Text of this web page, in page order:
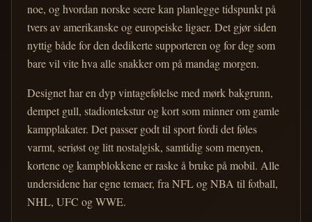
noe, og hvordan norske seere kan planlegge tidspunkt på
tvers av amerikanske og europeiske ligaer. Det gjør siden
nyttig både for den dedikerte supporteren og for deg som
bare vil vite hva alle snakker om på mandag morgen.
Designet har en dyp vintagefølelse med mørk bakgrunn,
dempet gull, stadiontekstur og kort som minner om gamle
kampplakater. Det passer godt til sport fordi det føles
varmt, seriøst og litt nostalgisk, samtidig som menyen,
kortene og kampblokkene er raske å bruke på mobil. Alle
undersidene har egne temaer, fra NFL og NBA til fotball,
NHL, UFC og WWE.